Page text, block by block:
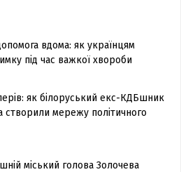
вдома: як українцям
під час важкої хвороби
як білоруський екс-КДБшник
створили мережу політичного
міський голова Золочева